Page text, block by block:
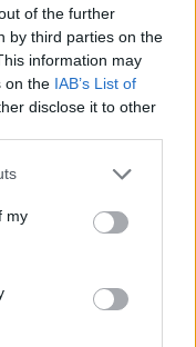
of the further
by third parties on the
information may
on the IAB’s List of
disclose it to other
my
από τα μέλη του
Riot Ναντέζντα
και κάλυπτε
και